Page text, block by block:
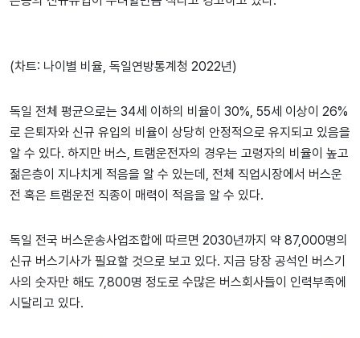
(차트: 나이별 비율, 독일연방통계청 2022년)
독일 전체 평균으로는 34세 이하의 비율이 30%, 55세 이상이 26%
로 은퇴자와 신규 유입의 비율이 상당히 안정적으로 유지되고 있음을
알 수 있다. 하지만 버스, 트램운전자의 경우는 고령자의 비율이 높고
젊은층이 지나치게 적음을 알 수 있는데, 전체 직업시장에서 버스운
전 혹은 트램운전 직종이 매력이 적음을 알 수 있다.
독일 전국 버스운송사업조합에 따르면 2030년까지 약 87,000명의
신규 버스기사가 필요할 것으로 보고 있다. 지금 당장 공석인 버스기
사의 숫자만 해도 7,800명 정도로 수많은 버스회사들이 인력부족에
시달리고 있다.